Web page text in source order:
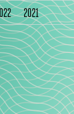
(CURRENT)
2021(CURRENT)